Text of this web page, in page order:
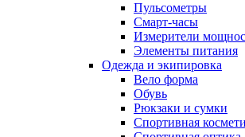
Пульсометры
Смарт-часы
Измерители
Элементы питания
Одежда и экипировка
Вело форма
Обувь
Рюкзаки и сумки
Спортивная